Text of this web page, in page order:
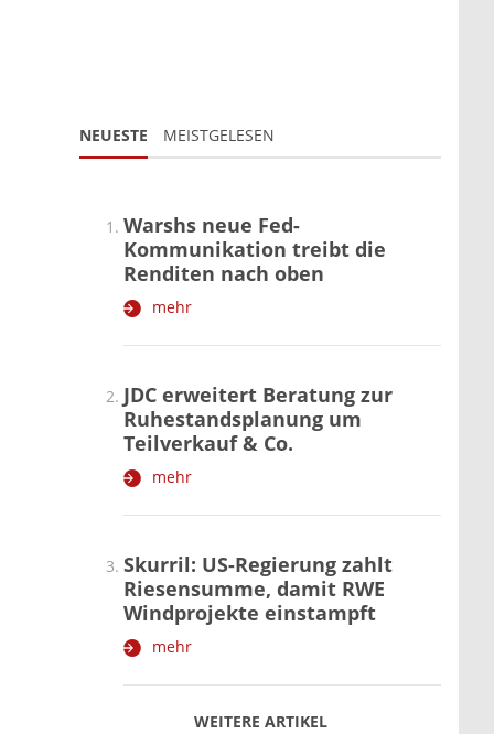
NEUESTE MEISTGELESEN
WEITERE ARTIKEL
zurückweiter
Warshs neue Fed-
Kommunikation treibt die
Renditen nach oben
mehr
JDC erweitert Beratung zur
Ruhestandsplanung um
Teilverkauf & Co.
mehr
Skurril: US-Regierung zahlt
Riesensumme, damit RWE
Windprojekte einstampft
mehr